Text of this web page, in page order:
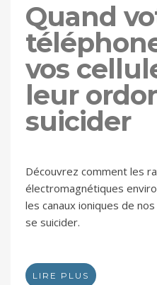
Quand
vos
leur
suicider
Découvrez comment les
électromagnétiques
les canaux ioniques de
se suicider.
LIRE PLUS